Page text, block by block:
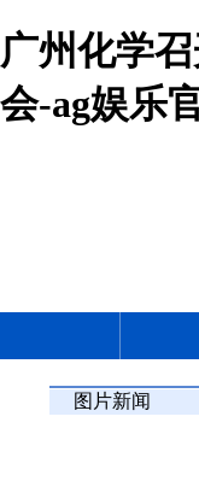
广州化学
会-ag娱乐
图片新闻